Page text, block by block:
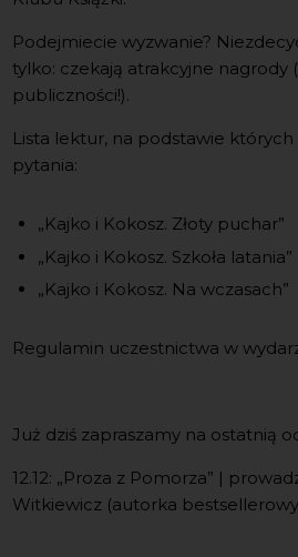
Podejmiecie wyzwanie?
tylko: czekają atrakcyjne nagrody
publiczności!).
Lista lektur, na podstawie których
pytania:
„Kajko i Kokosz. Złoty puchar”
„Kajko i Kokosz. Szkoła latania”
„Kajko i Kokosz. Na wczasach”
Regulamin uczestnictwa w
Już dziś zapraszamy na ostatnią
12.12: „Proza z Pomorza” |
Witkiewicz (autorka